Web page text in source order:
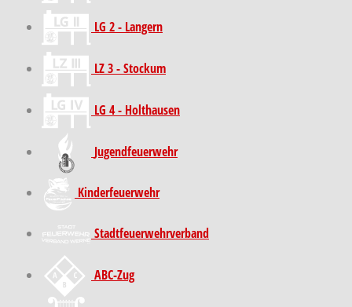
LG 2 - Langern
LZ 3 - Stockum
LG 4 - Holthausen
Jugendfeuerwehr
Kinder­feuer­wehr
Stadt­feuer­wehr­verband
ABC-Zug